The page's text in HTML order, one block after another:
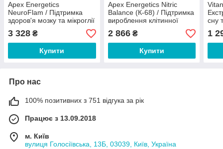
Apex Energetics
NeuroFlam / Підтримка
здоров'я мозку та мікроглії
90 капсул
3 328 ₴
Купити
Apex Energetics Nitric
Balance (К-68) / Підтримка
вироблення клітинної
енергії (шоколад-
полуниця) 473 мл
2 866₴
Купити
сну
1
Про нас
100% позитивних з 751 відгука за рік
Працює з 13.09.2018
м. Київ
вулиця Голосіївська, 13Б, 03039, Київ, Україна